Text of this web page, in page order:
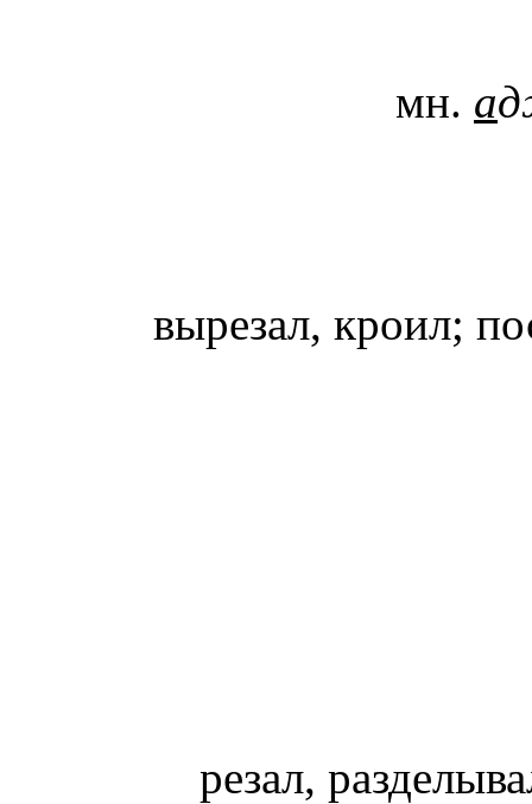
мн. а
вырезал, кроил;
резал,